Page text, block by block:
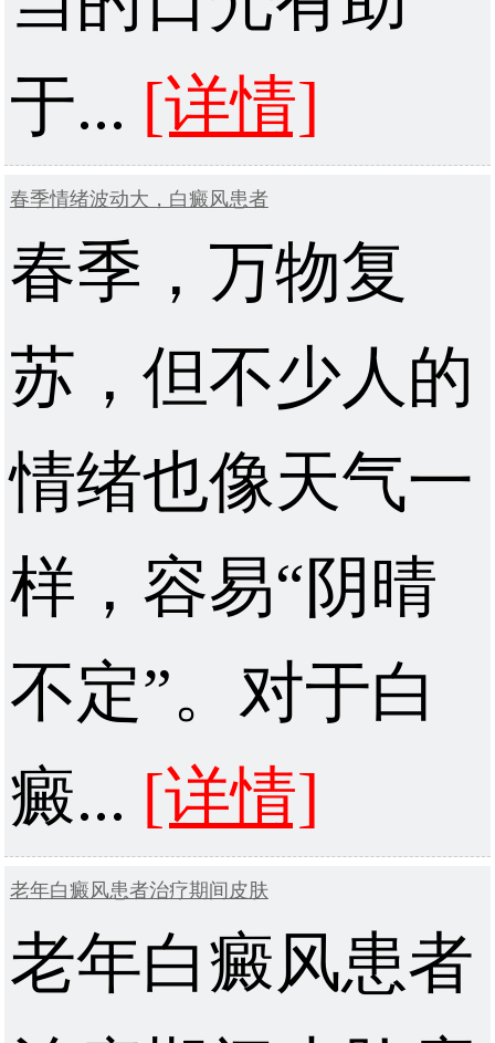
于... [详情]
春季情绪波动大，白癜风患者
春季，万物复
苏，但不少人的
情绪也像天气一
样，容易“阴晴
不定”。对于白
癜... [详情]
老年白癜风患者治疗期间皮肤
老年白癜风患者